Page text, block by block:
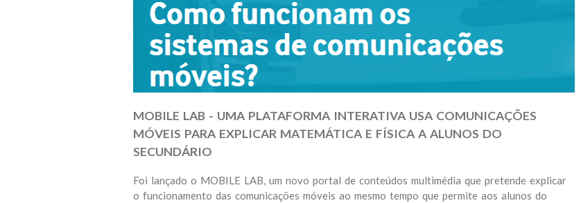
MOBILE LAB - UMA PLATAFORMA INTERATIVA USA COMUNICAÇÕES
MÓVEIS PARA EXPLICAR MATEMÁTICA E FÍSICA A ALUNOS DO
SECUNDÁRIO
Foi lançado o MOBILE LAB, um novo portal de conteúdos multimédia que pretende explicar
o funcionamento das comunicações móveis ao mesmo tempo que permite aos alunos do